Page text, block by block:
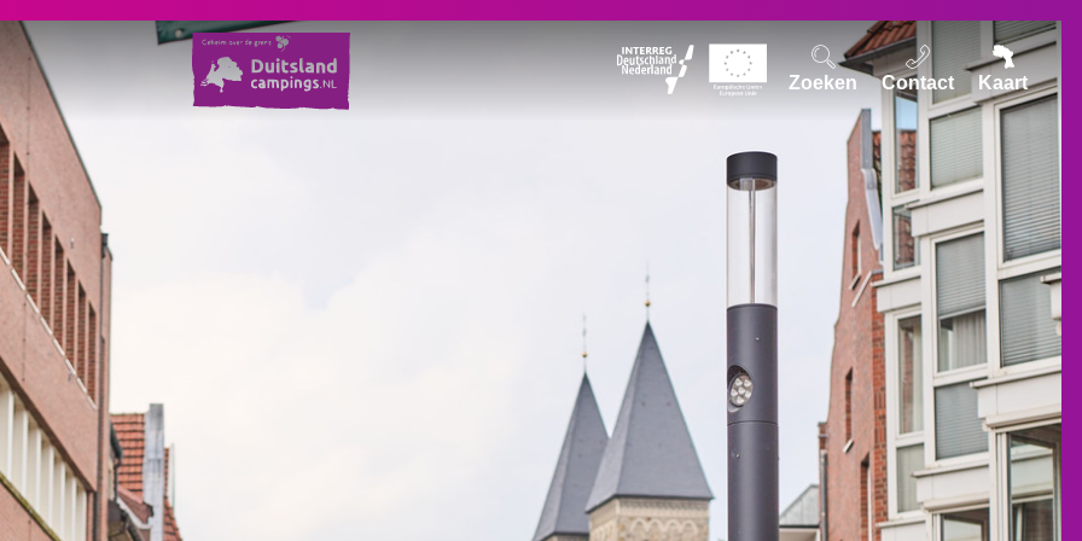
Zoeken Contact Kaart